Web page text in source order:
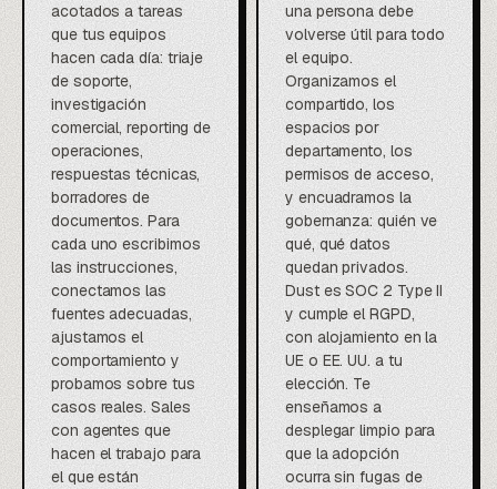
acotados a tareas
que tus equipos
hacen cada día: triaje
de soporte,
investigación
comercial, reporting de
operaciones,
respuestas técnicas,
borradores de
documentos. Para
cada uno escribimos
las instrucciones,
conectamos las
fuentes adecuadas,
ajustamos el
comportamiento y
probamos sobre tus
casos reales. Sales
con agentes que
hacen el trabajo para
el que están
una persona debe
volverse útil para todo
el equipo.
Organizamos el
compartido, los
espacios por
departamento, los
permisos de acceso,
y encuadramos la
gobernanza: quién ve
qué, qué datos
quedan privados.
Dust es SOC 2 Type II
y cumple el RGPD,
con alojamiento en la
UE o EE. UU. a tu
elección. Te
enseñamos a
desplegar limpio para
que la adopción
ocurra sin fugas de